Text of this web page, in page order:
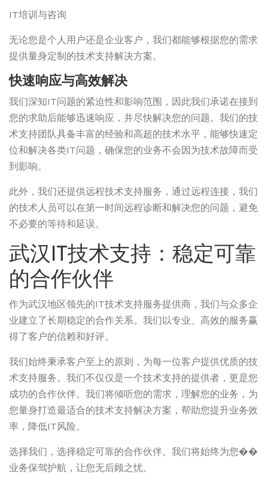
IT培训与咨询
无论您是个人用户还是企业客户，我们都能够根据您的需求
提供量身定制的技术支持解决方案。
快速响应与高效解决
我们深知IT问题的紧迫性和影响范围，因此我们承诺在接到
您的求助后能够迅速响应，并尽快解决您的问题。我们的技
术支持团队具备丰富的经验和高超的技术水平，能够快速定
位和解决各类IT问题，确保您的业务不会因为技术故障而受
到影响。
此外，我们还提供远程技术支持服务，通过远程连接，我们
的技术人员可以在第一时间远程诊断和解决您的问题，避免
不必要的等待和延误。
武汉IT技术支持：稳定可靠
的合作伙伴
作为武汉地区领先的IT技术支持服务提供商，我们与众多企
业建立了长期稳定的合作关系。我们以专业、高效的服务赢
得了客户的信赖和好评。
我们始终秉承客户至上的原则，为每一位客户提供优质的技
术支持服务。我们不仅仅是一个技术支持的提供者，更是您
成功的合作伙伴。我们将倾听您的需求，理解您的业务，为
您量身打造最适合的技术支持解决方案，帮助您提升业务效
率，降低IT风险。
选择我们，选择稳定可靠的合作伙伴。我们将始终为您��
业务保驾护航，让您无后顾之忧。